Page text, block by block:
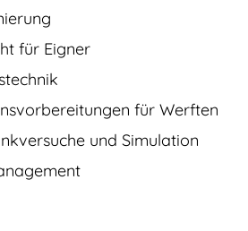
für Eigner
für Werften
und Simulation